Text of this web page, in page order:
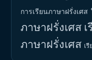
การเรียนภาษาฝรั่งเศส
ภาษาฝรั่งเศส
ภาษาฝรั่งเศส เ